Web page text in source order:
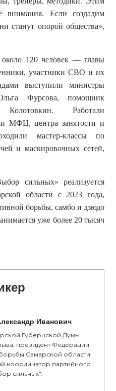
внимания. Если создадим
станут опорой общества»,
120 человек — главы
участники СВО и их
выступили министры
Фурсова, помощник
Работали
МФЦ, центра занятости и
мастер-классы по
и маскировочных сетей,
сильных» реализуется
области с 2023 года,
борьбы, самбо и дзюдо
уже более 20 тысяч
Иванович
Губернской Думы
президент Федерации
Самарской области,
координатор партийного
сильных".